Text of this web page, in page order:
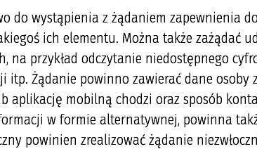
do wystąpienia z żądaniem zapewnienia
ich elementu. Można także zażądać
na przykład odczytanie niedostępnego
itp. Żądanie powinno zawierać dane osoby
aplikację mobilną chodzi oraz sposób
w formie alternatywnej, powinna
powinien zrealizować żądanie